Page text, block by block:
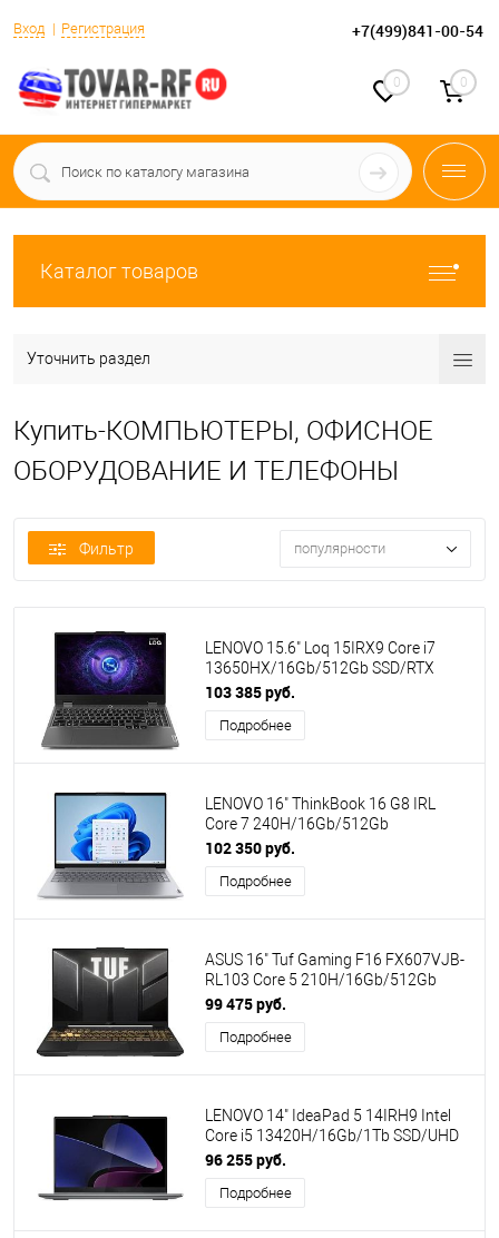
Вход Регистрация +7(499)841-00-54
0 0
Каталог товаров
Уточнить раздел
Купить-КОМПЬЮТЕРЫ, ОФИСНОЕ
ОБОРУДОВАНИЕ И ТЕЛЕФОНЫ
Фильтр популярности
LENOVO 15.6" Loq 15IRX9 Core i7
13650HX/16Gb/512Gb SSD/RTX
3050-6Gb/no OS/Grey (83DV0072PS)
103 385 руб.
Подробнее
LENOVO 16" ThinkBook 16 G8 IRL
Core 7 240H/16Gb/512Gb
SSD/VGA/no OS/Grey (21SH002VGQ)
(ПИ)
102 350 руб.
Подробнее
ASUS 16" Tuf Gaming F16 FX607VJB-
RL103 Core 5 210H/16Gb/512Gb
SSD/no OS/Grey (90NR0MZ6-
M005K0) ПИ
99 475 руб.
Подробнее
LENOVO 14" IdeaPad 5 14IRH9 Intel
Core i5 13420H/16Gb/1Tb SSD/UHD
Graphics/No OS/Luna Grey
(83KX0082RK) ПИ
96 255 руб.
Подробнее